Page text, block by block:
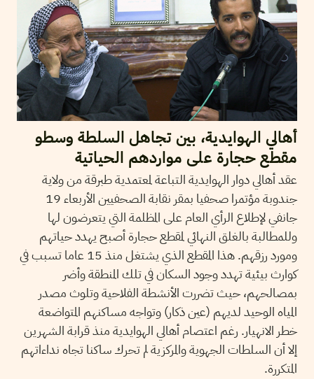
أهالي الهوايدية، بين تجاهل السلطة وسطو
مقطع حجارة على مواردهم الحياتية
عقد أهالي دوار الهوايدية التباعة لمعتمدية طبرقة من ولاية
جندوبة مؤتمرا صحفيا بمقر نقابة الصحفيين الأربعاء 19
جانفي لإطلاع الرأي العام على المظلمة التي يتعرضون لها
وللمطالبة بالغلق النهائي لمقطع حجارة أصبح يهدد حياتهم
ومورد رزقهم. هذا المقطع الذي يشتغل منذ 15 عاما تسبب في
كوارث بيئية تهدد وجود السكان في تلك المنطقة وأضر
بمصالحهم، حيث تضررت الأنشطة الفلاحية وتلوث مصدر
المياه الوحيد لديهم (عين ذكار) وتواجه مساكنهم المتواضعة
خطر الانهيار. رغم اعتصام أهالي الهوايدية منذ قرابة الشهرين
إلا أن السلطات الجهوية والمركزية لم تحرك ساكنا تجاه نداءاتهم
المتكررة.